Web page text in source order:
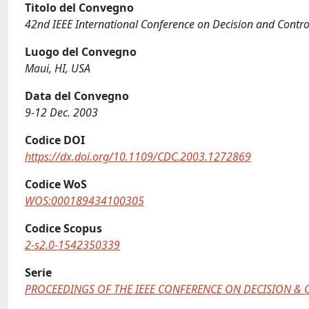
Titolo del Convegno
42nd IEEE International Conference on Decision and
Luogo del Convegno
Maui, HI, USA
Data del Convegno
9-12 Dec. 2003
Codice DOI
https://dx.doi.org/10.1109/CDC.2003.1272869
Codice WoS
WOS:000189434100305
Codice Scopus
2-s2.0-1542350339
Serie
PROCEEDINGS OF THE IEEE CONFERENCE ON DECISION &